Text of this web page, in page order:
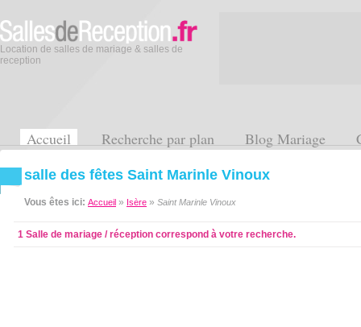
Location de salles de mariage & salles de
reception
Accueil Recherche par plan Blog Mariage
salle des fêtes Saint Marinle Vinoux
Vous êtes ici: Accueil » Isère » Saint Marinle Vinoux
1 Salle de mariage / réception correspond à votre recherche.